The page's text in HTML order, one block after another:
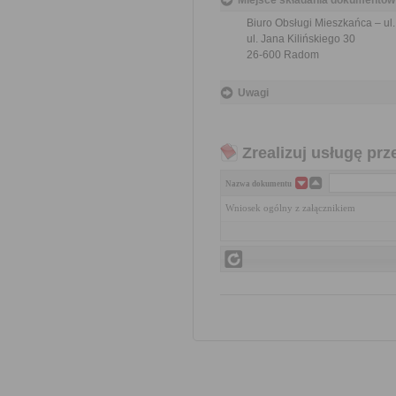
Biuro Obsługi Mieszkańca –
ul. Jana Kilińskiego 30
26-600 Radom
Uwagi
Zrealizuj usługę
Nazwa dokumentu
Wniosek ogólny z załącznikiem